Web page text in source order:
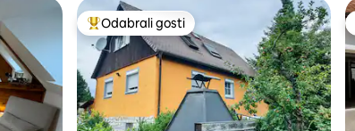
Među najviše rangiranima s oznakom
Odabrali gosti